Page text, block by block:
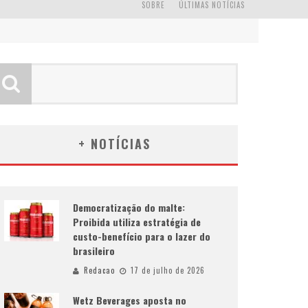
ÚLTIMAS NOTÍCIAS
SOBRE
+ NOTÍCIAS
Democratização do malte:
Proibida utiliza estratégia de
custo-benefício para o lazer do
brasileiro
Redacao 17 de julho de 2026
Wetz Beverages aposta no